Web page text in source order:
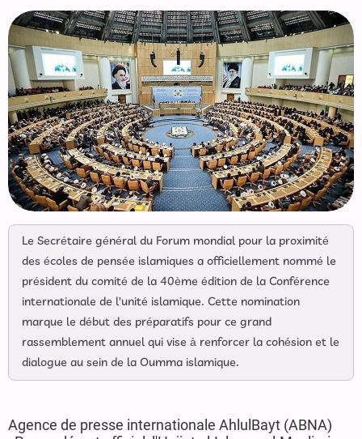
Le Secrétaire général du Forum mondial pour la proximité
des écoles de pensée islamiques a officiellement nommé le
président du comité de la 40ème édition de la Conférence
internationale de l'unité islamique. Cette nomination
marque le début des préparatifs pour ce grand
rassemblement annuel qui vise à renforcer la cohésion et le
dialogue au sein de la Oumma islamique.
Agence de presse internationale AhlulBayt (ABNA)